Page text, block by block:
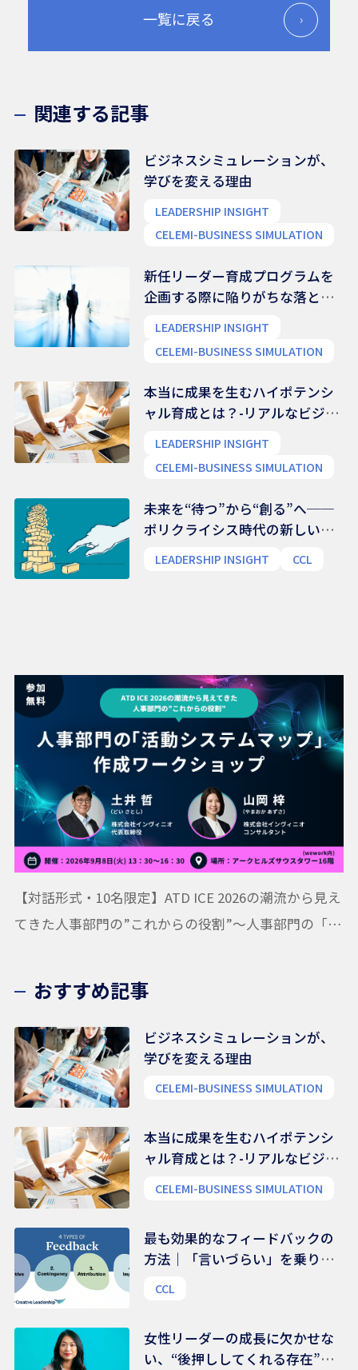
一覧に戻る
関連する記事
ビジネスシミュレーションが、
学びを変える理由
LEADERSHIP INSIGHT
CELEMI-BUSINESS SIMULATION
新任リーダー育成プログラムを
企画する際に陥りがちな落とし
LEADERSHIP INSIGHT
CELEMI-BUSINESS SIMULATION
本当に成果を生むハイポテンシ
ャル育成とは？-リアルなビジネ
LEADERSHIP INSIGHT
CELEMI-BUSINESS SIMULATION
未来を“待つ”から“創る”へ──
ポリクライシス時代の新しいリ
LEADERSHIP INSIGHT CCL
【対話形式・10名限定】ATD ICE 2026の潮流から見え
てきた人事部門の”これからの役割”〜人事部門の「活
おすすめ記事
ビジネスシミュレーションが、
学びを変える理由
CELEMI-BUSINESS SIMULATION
本当に成果を生むハイポテンシ
ャル育成とは？-リアルなビジネ
CELEMI-BUSINESS SIMULATION
最も効果的なフィードバックの
方法｜「言いづらい」を乗り越
CCL
女性リーダーの成長に欠かせな
い、“後押ししてくれる存在”の